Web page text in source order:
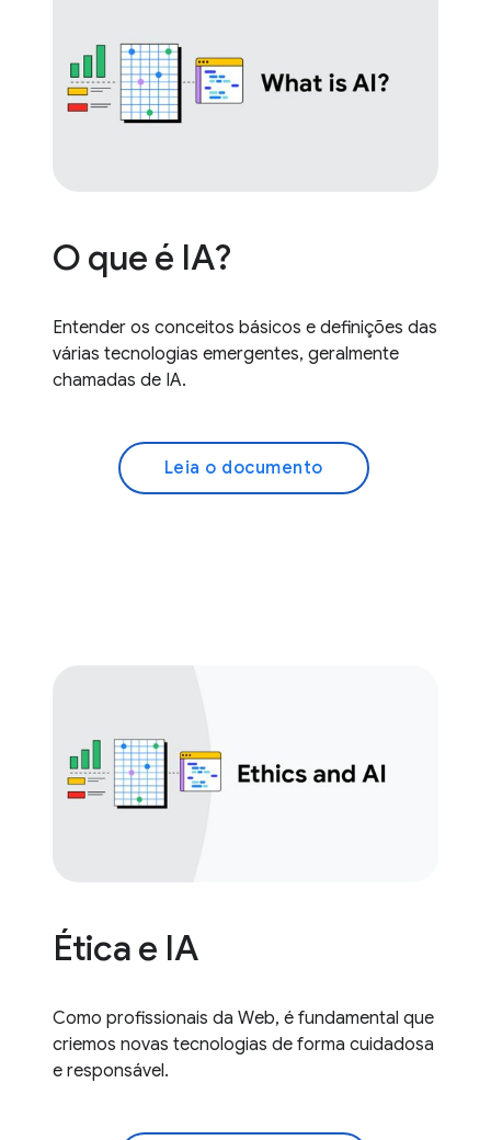
O que é IA?
Entender os conceitos básicos e definições das
várias tecnologias emergentes, geralmente
chamadas de IA.
Leia o documento
Ética e IA
Como profissionais da Web, é fundamental que
criemos novas tecnologias de forma cuidadosa
e responsável.